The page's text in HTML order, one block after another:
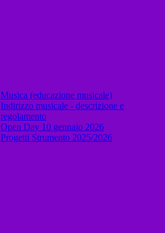
Musica (educazione musicale)
Indirizzo musicale - descrizione e
regolamento
Open Day 10 gennaio 2026
Progetti Strumento 2025/2026